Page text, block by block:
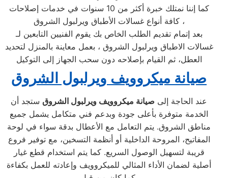
كما إننا نمتلك خبرة أكثر من 10 سنوات في خدمات إصلاحات
كافة أنواع غسالات الأطباق ويرلبول الشروق ،
بعد إتمام تقديم الطلب الخاص بك يقوم الفنيين التابعين لـ
غسالات الاطباق ويرلبول الشروق ، بعمل معاينة بالمنزل لتحديد
العطل، ثم القيام بإصلاحه دون سحب الجهاز إلى التوكيل
صيانة ميكروويف ويرلبول الشروق
عند الحاجة إلى صيانة ميكروويف ويرلبول الشروق ستجد أن
الخدمة متوفرة بأعلى جودة وبدعم فني متكامل يشمل جميع
مناطق الشروق. يتم التعامل مع الأعطال بدقة سواء في لوحة
المفاتيح، المروحة الداخلية أو أنظمة التسخين، مع توفير فروع
قريبة لتسهيل الوصول السريع. كما يتم استخدام قطع غيار
أصلية لضمان الأداء المثالي للميكروويف وإعادته للعمل بكفاءة